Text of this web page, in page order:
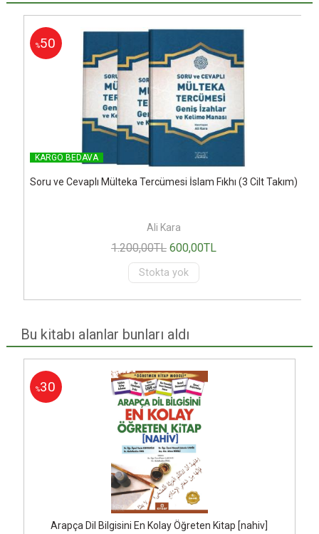
%50
KARGO BEDAVA
Soru ve Cevaplı Mülteka Tercümesi İslam Fıkhı (3 Cilt Takım)
Ali Kara
1.200,00TL 600,00TL
Stokta yok
Bu kitabı alanlar bunları aldı
%30
Arapça Dil Bilgisini En Kolay Öğreten Kitap [nahiv]